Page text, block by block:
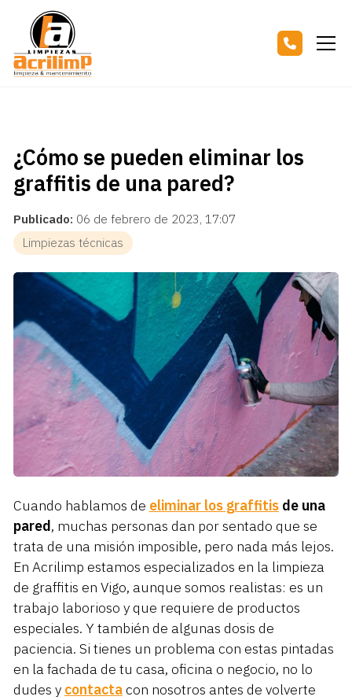
¿Cómo se pueden eliminar los
graffitis de una pared?
Publicado: 06 de febrero de 2023, 17:07
Limpiezas técnicas
Cuando hablamos de eliminar los graffitisde una
pared, muchas personas dan por sentado que se
trata de una misión imposible, pero nada más lejos.
En Acrilimp estamos especializados en la limpieza
de graffitis en Vigo, aunque somos realistas: es un
trabajo laborioso y que requiere de productos
especiales. Y también de algunas dosis de
paciencia. Si tienes un problema con estas pintadas
en la fachada de tu casa, oficina o negocio, no lo
dudes y contactacon nosotros antes de volverte